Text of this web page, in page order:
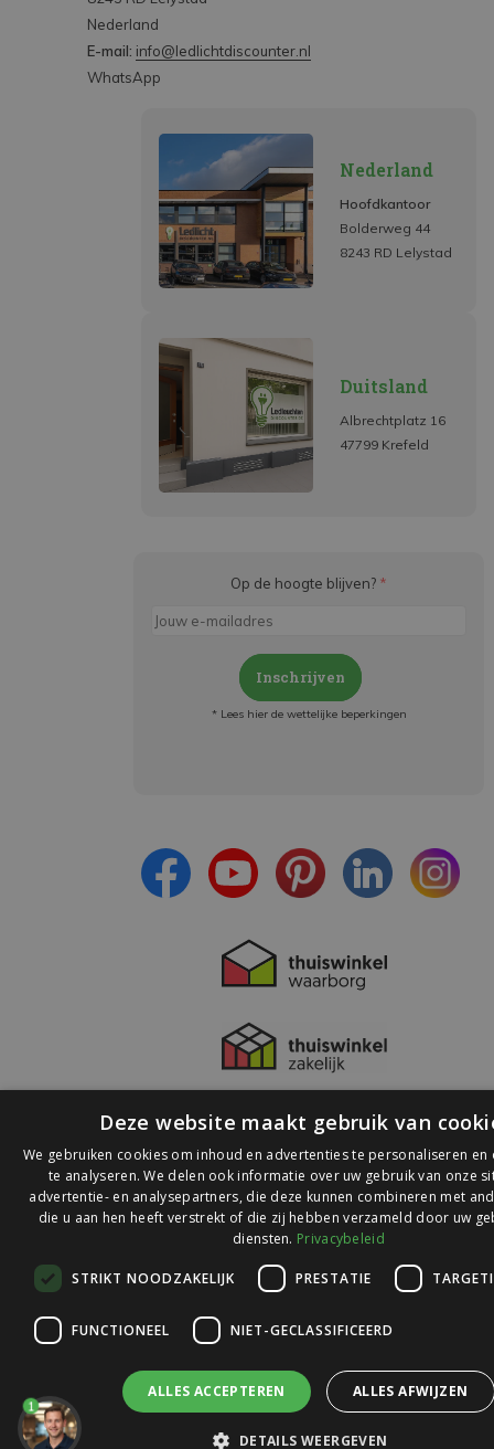
Nederland
E-mail: info@ledlichtdiscounter.nl
WhatsApp
Nederland
Hoofdkantoor
Bolderweg 44
8243 RD Lelystad
Duitsland
Albrechtplatz 16
47799 Krefeld
Op de hoogte blijven? *
Inschrijven
* Lees hier de wettelijke beperkingen
© 2026 Ledlichtdiscounter.nl
op
Webwinkelkeur
1
Deze website maakt gebruik van
We gebruiken cookies om inhoud en advertenties te personaliseren en
te analyseren. We delen ook informatie over uw gebruik van onze
advertentie- en analysepartners, die deze kunnen combineren met
die u aan hen heeft verstrekt of die zij hebben verzameld door uw
diensten. Privacybeleid
STRIKT NOODZAKELIJK PRESTATIE
FUNCTIONEEL NIET-GECLASSIFICEERD
ALLES ACCEPTEREN ALLES AFWIJZEN
DETAILS WEERGEVEN